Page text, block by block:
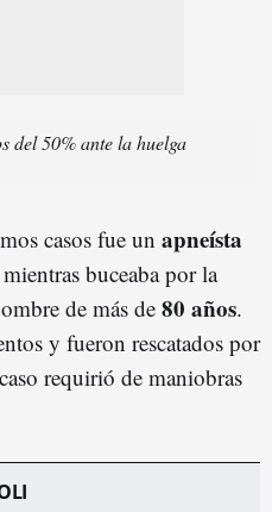
del 50% ante la huelga
casos fue un apneísta
buceaba por la
de más de 80 años.
y fueron rescatados por
requirió de maniobras